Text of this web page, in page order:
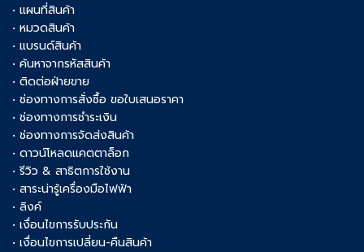
• แผนที่สินค้า
• หมวดสินค้า
• แบรนด์สินค้า
• ค้นหาจากรหัสสินค้า
• ติดต่อฝ่ายขาย
• ช่องทางการสั่งซื้อ ขอใบเสนอราคา
• ช่องทางการชำระเงิน
• ช่องทางการจัดส่งสินค้า
• ดาวน์โหลดแคตตาล็อก
• รีวิว & สาธิตการใช้งาน
• สาระน่ารู้เครื่องมือไฟฟ้า
• ลิงค์
• เงื่อนไขการรับประกัน
• เงื่อนไขการเปลี่ยน-คืนสินค้า